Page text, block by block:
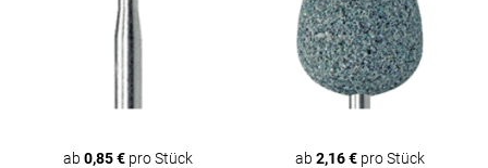
ab 0,85 €pro Stück
ab2,16 € pro Stück